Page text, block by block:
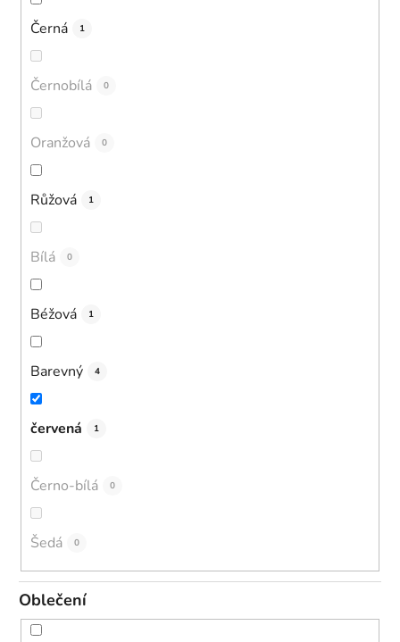
Černá 1
Černobílá 0
Oranžová 0
Růžová 1
Bílá 0
Béžová 1
Barevný 4
červená 1
Černo-bílá 0
Šedá 0
Oblečení